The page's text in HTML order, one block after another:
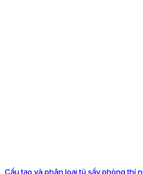
Cấu tạo và phân loại tủ sấy phòng thí